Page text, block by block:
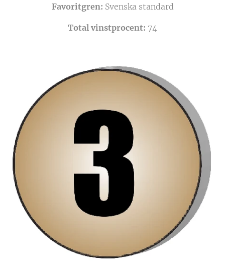
Favoritgren: Svenska standard
Total vinstprocent: 74